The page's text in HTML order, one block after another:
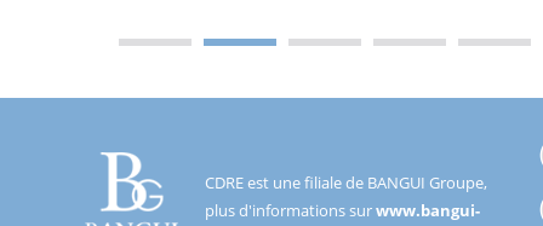
CDRE est une filiale de BANGUI Groupe,
plus d'informations surwww.bangui-